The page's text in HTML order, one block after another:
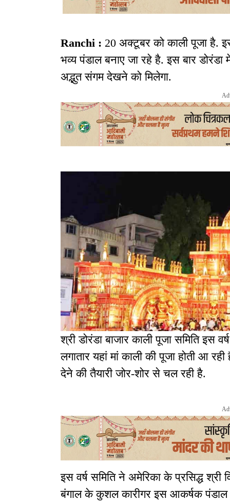
Ranchi : 20 अक्टूबर को काली पूजा है.
भव्य पंडाल बनाए जा रहे है. इस बार
अद्भुत संगम देखने को मिलेगा.
श्री डोरंडा बाजार काली पूजा समिति इस
लगातार यहां मां काली की पूजा होती आ
देने की तैयारी जोर-शोर से चल रही है.
इस वर्ष समिति ने अमेरिका के प्रसिद्ध श्री
बंगाल के कुशल कारीगर इस आकर्षक